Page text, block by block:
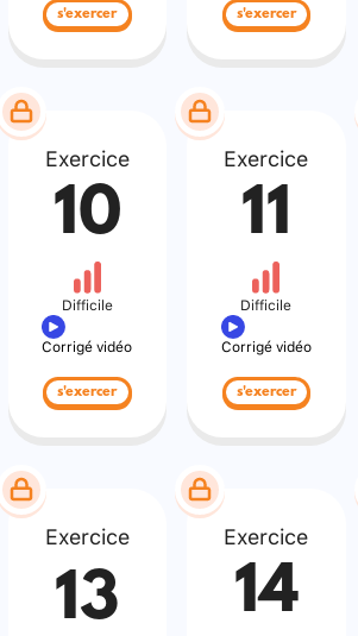
s'exercer s'exercer
Exercice
10
Difficile
Corrigé vidéo
s'exercer
Exercice
11
Difficile
Corrigé vidéo
s'exercer
Exercice
13
Exercice
14